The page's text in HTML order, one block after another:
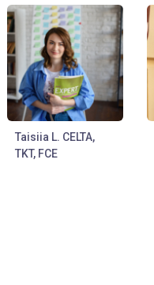
Taisiia L. CELTA,
TKT, FCE